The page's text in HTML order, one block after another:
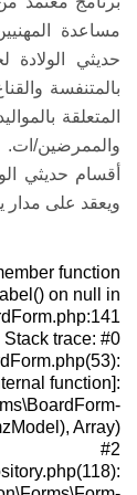
بالأطفال
وكيفية التهوية
حالات الطوارئ
والقابلات
الولادة و
الصحيات،
Fatal error
aurora74/